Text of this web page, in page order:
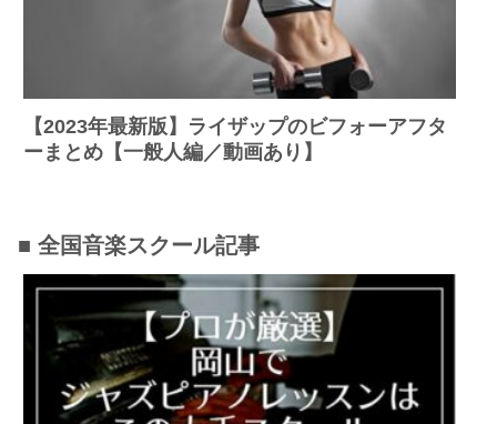
【2023年最新版】ライザップのビフォーアフタ
ーまとめ【一般人編／動画あり】
■ 全国音楽スクール記事